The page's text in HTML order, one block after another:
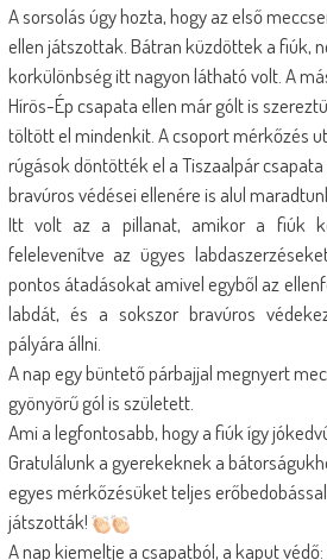
A sorsolás úgy hozta, hogy az első
ellen játszottak. Bátran küzdöttek a fiúk,
korkülönbség itt nagyon látható volt. A
Hírös-Ép csapata ellen már gólt is
töltött el mindenkit. A csoport mérkőzés
rúgások döntötték el a Tiszaalpár
bravúros védései ellenére is alul
Itt volt az a pillanat, amikor a fiúk
felelevenítve az ügyes
pontos átadásokat amivel egyből az
labdát, és a sokszor bravúros
pályára állni.
A nap egy büntető párbajjal megnyert
gyönyörű gól is született.
Ami a legfontosabb, hogy a fiúk így
Gratulálunk a gyerekeknek a
egyes mérkőzésüket teljes
játszották!
A nap kiemeltje a csapatból, a kaput védő: